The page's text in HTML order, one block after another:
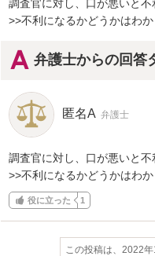
調査官に対し、口が悪いと不
>>不利になるかどうかはわ
弁護士からの回答
匿名A 弁護士
調査官に対し、口が悪いと不
>>不利になるかどうかはわ
役に立った 1
この投稿は、2022